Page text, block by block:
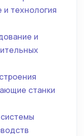
технология
и
станки